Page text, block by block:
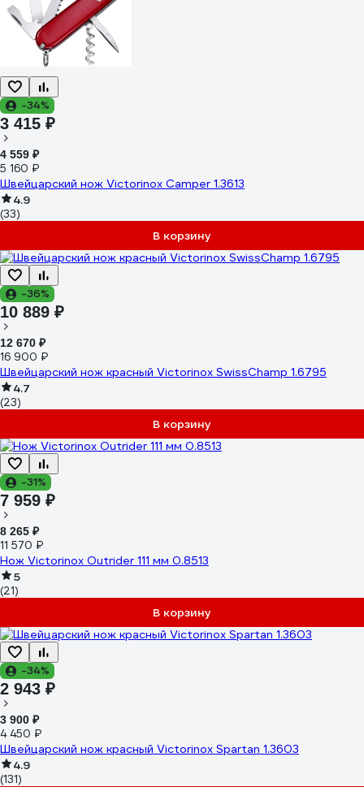
-34%
3 415 ₽
4 559 ₽
5 160 ₽
Швейцарский нож Victorinox Camper 1.3613
4.9
(33)
В корзину
-36%
10 889 ₽
12 670 ₽
16 900 ₽
Швейцарский нож красный Victorinox SwissChamp 1.6795
4.7
(23)
В корзину
-31%
7 959 ₽
8 265 ₽
11 570 ₽
Нож Victorinox Outrider 111 мм 0.8513
5
(21)
В корзину
-34%
2 943 ₽
3 900 ₽
4 450 ₽
Швейцарский нож красный Victorinox Spartan 1.3603
4.9
(131)